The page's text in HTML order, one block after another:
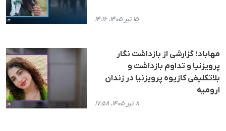
۱۵ تیر ۱۴۰۵، ۱۴:۱۶
مهاباد؛ گزارشی از بازداشت نگار
پرویزنیا و تداوم بازداشت و
بلاتکلیفی کازیوه پرویزنیا در زندان
ارومیه
۸ تیر ۱۴۰۵، ۱۷:۵۸